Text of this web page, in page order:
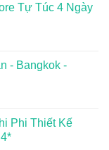
Tự Túc 4 Ngày
- Bangkok -
Phi Thiết Kế